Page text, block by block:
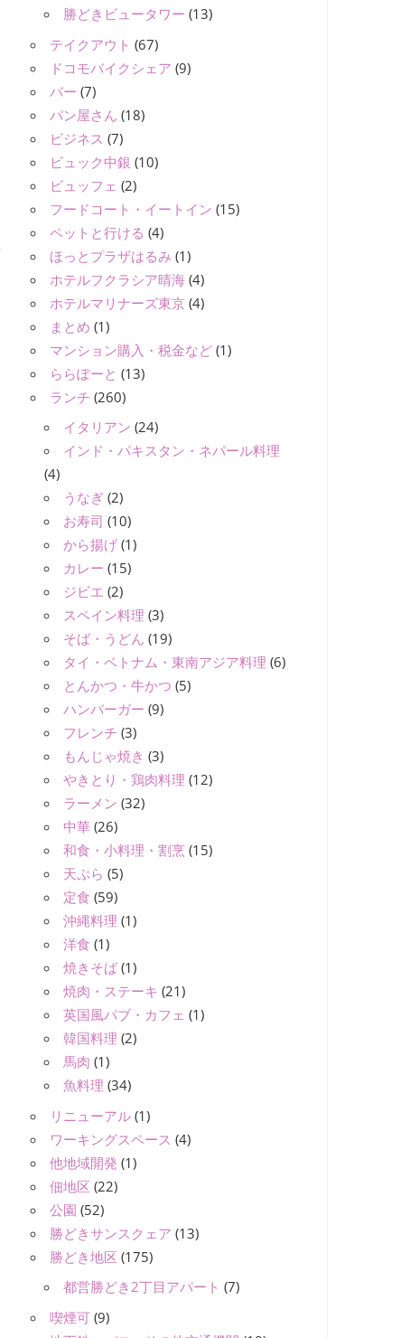
勝どきビュータワー (13)
テイクアウト (67)
ドコモバイクシェア (9)
バー (7)
パン屋さん (18)
ビジネス (7)
ビュック中銀 (10)
ビュッフェ (2)
フードコート・イートイン (15)
ペットと行ける (4)
ほっとプラザはるみ (1)
ホテルフクラシア晴海 (4)
ホテルマリナーズ東京 (4)
まとめ (1)
マンション購入・税金など (1)
ららぽーと (13)
ランチ (260)
イタリアン (24)
インド・パキスタン・ネパール料理
(4)
うなぎ (2)
お寿司 (10)
から揚げ (1)
カレー (15)
ジビエ (2)
スペイン料理 (3)
そば・うどん (19)
タイ・ベトナム・東南アジア料理 (6)
とんかつ・牛かつ (5)
ハンバーガー (9)
フレンチ (3)
もんじゃ焼き (3)
やきとり・鶏肉料理 (12)
ラーメン (32)
中華 (26)
和食・小料理・割烹 (15)
天ぷら (5)
定食 (59)
沖縄料理 (1)
洋食 (1)
焼きそば (1)
焼肉・ステーキ (21)
英国風パブ・カフェ (1)
韓国料理 (2)
馬肉 (1)
魚料理 (34)
リニューアル (1)
ワーキングスペース (4)
他地域開発 (1)
佃地区 (22)
公園 (52)
勝どきサンスクェア (13)
勝どき地区 (175)
都営勝どき2丁目アパート (7)
喫煙可 (9)